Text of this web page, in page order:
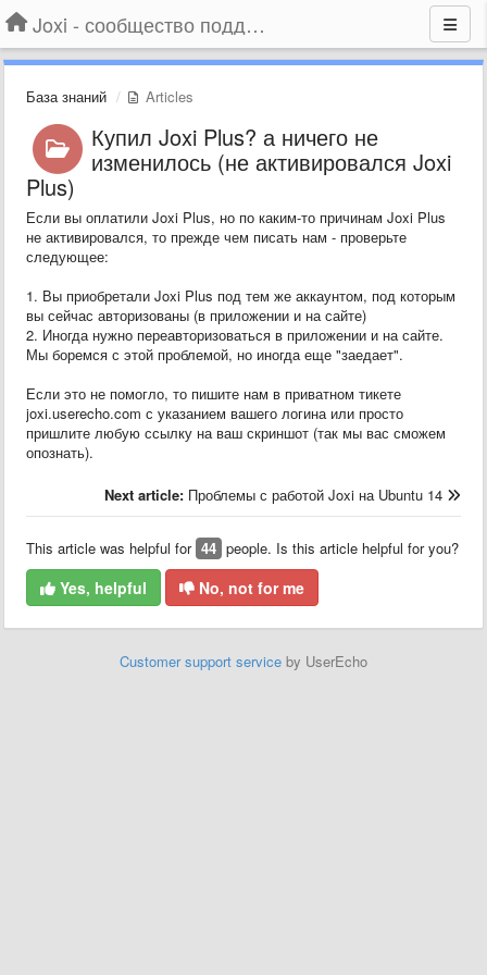
Joxi - сообщество поддержки
База знаний Articles
Купил Joxi Plus? а ничего не
изменилось (не активировался Joxi
Plus)
Если вы оплатили Joxi Plus, но по каким-то причинам Joxi Plus
не активировался, то прежде чем писать нам - проверьте
следующее:
1. Вы приобретали Joxi Plus под тем же аккаунтом, под которым
вы сейчас авторизованы (в приложении и на сайте)
2. Иногда нужно переавторизоваться в приложении и на сайте.
Мы боремся с этой проблемой, но иногда еще "заедает".
Если это не помогло, то пишите нам в приватном тикете
joxi.userecho.com с указанием вашего логина или просто
пришлите любую ссылку на ваш скриншот (так мы вас сможем
опознать).
Next article: Проблемы с работой Joxi на Ubuntu 14
This article was helpful for 44 people. Is this article helpful for you?
Yes, helpful No, not for me
Customer support service by UserEcho